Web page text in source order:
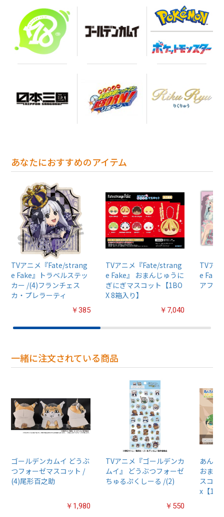
あなたにおすすめのアイテム
TVアニメ『Fate/strang
e Fake』トラベルステッ
カー /(4)フランチェス
カ・プレラーティ
￥385
TVアニメ『Fate/strang
e Fake』 おまんじゅうに
ぎにぎマスコット【1BO
X 8箱入り】
￥7,040
TVア
e Fake
アファ
一緒に注文されている商品
ゴールデンカムイ どうぶ
つフォーゼマスコット /
(4)尾形百之助
￥1,980
TVアニメ『ゴールデンカ
ムイ』 どうぶつフォーゼ
ちゅるぷくしーる /(2)
￥550
あんさ
おまん
スコッ
x【